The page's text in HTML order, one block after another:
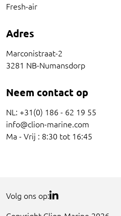
Fresh-air
Adres
Marconistraat-2
3281 NB-Numansdorp
Neem contact op
NL: +31(0) 186 - 62 19 55
info@clion-marine.com
Ma - Vrij : 8:30 tot 16:45
Volg ons op: